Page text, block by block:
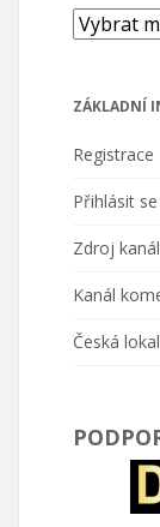
Archivy
ZÁKLADNÍ
Registrace
Přihlásit se
Zdroj
Kanál
Česká